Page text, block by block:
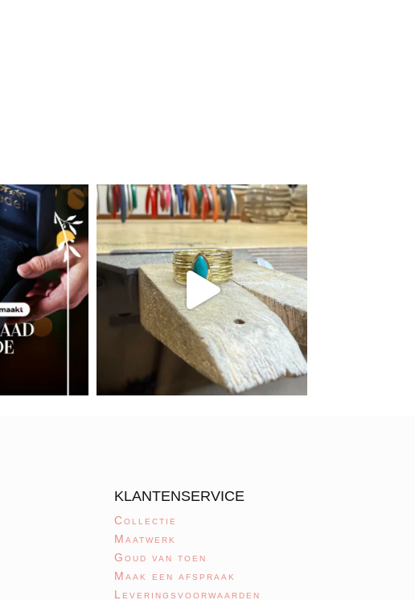
KLANTENSERVICE
Collectie
Maatwerk
Goud van toen
Maak een afspraak
Leveringsvoorwaarden